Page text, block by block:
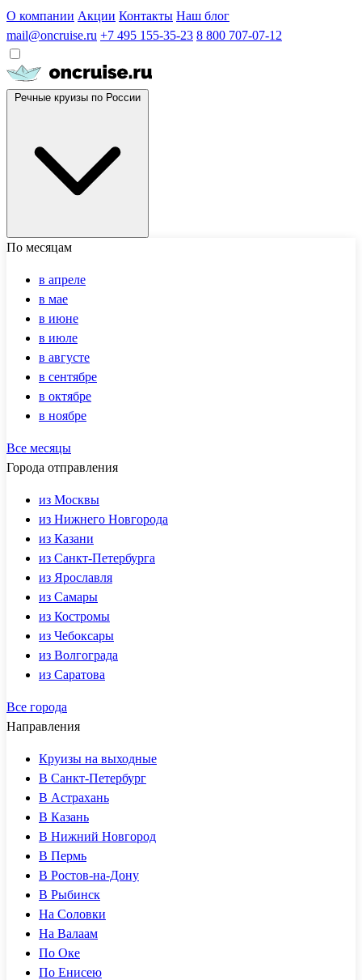
О компании Акции Контакты Наш блог
mail@oncruise.ru +7 495 155-35-23 8 800 707-07-12
По месяцам
в апреле
в мае
в июне
в июле
в августе
в сентябре
в октябре
в ноябре
Все месяцы
Города отправления
из Москвы
из Нижнего Новгорода
из Казани
из Санкт-Петербурга
из Ярославля
из Самары
из Костромы
из Чебоксары
из Волгограда
из Саратова
Все города
Направления
Круизы на выходные
В Санкт-Петербург
В Астрахань
В Казань
В Нижний Новгород
В Пермь
В Ростов-на-Дону
В Рыбинск
На Соловки
На Валаам
По Оке
По Енисею